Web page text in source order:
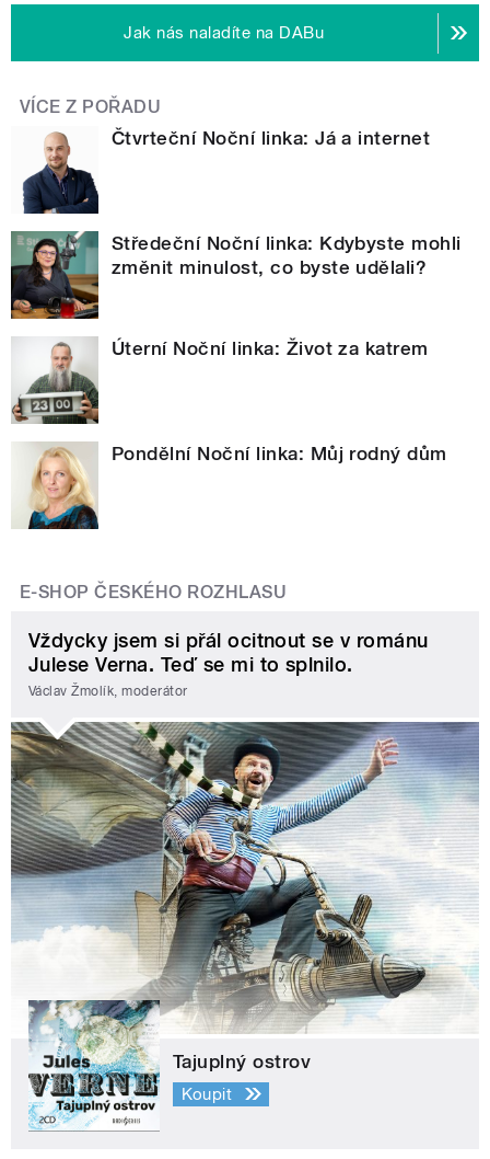
Jak nás naladíte na DABu
VÍCE Z POŘADU
Čtvrteční Noční linka: Já a internet
Středeční Noční linka: Kdybyste mohli
změnit minulost, co byste udělali?
Úterní Noční linka: Život za katrem
Pondělní Noční linka: Můj rodný dům
E-SHOP ČESKÉHO ROZHLASU
Vždycky jsem si přál ocitnout se v románu
Julese Verna. Teď se mi to splnilo.
Václav Žmolík, moderátor
Tajuplný ostrov
Koupit